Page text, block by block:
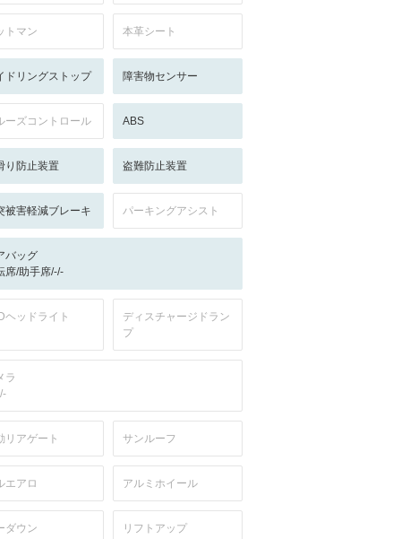
トマン 本革シート
ドリングストップ 障害物センサー
ーズコントロール ABS
り防止装置 盗難防止装置
被害軽減ブレーキ パーキングアシスト
バッグ
席/助手席/-/-
ヘッドライト
ディスチャージドラン
プ
ラ
リアゲート サンルーフ
エアロ アルミホイール
ダウン リフトアップ